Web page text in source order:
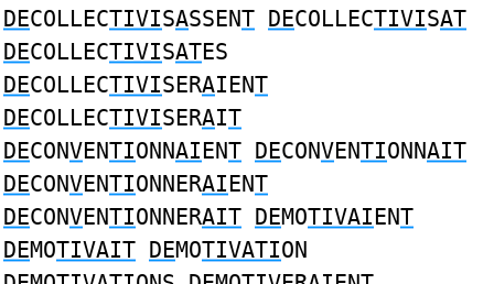
DECOLLECTIVISASSENT DECOLLECTIVISAT
DECOLLECTIVISATES
DECOLLECTIVISERAIENT
DECOLLECTIVISERAIT
DECONVENTIONNAIENT DECONVENTIONNAIT
DECONVENTIONNERAIENT
DECONVENTIONNERAIT DEMOTIVAIENT
DEMOTIVAIT DEMOTIVATION